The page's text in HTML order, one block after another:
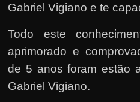
Gabriel Vigiano e te
Todo este
aprimorado e
de 5 anos foram estão
Gabriel Vigiano.